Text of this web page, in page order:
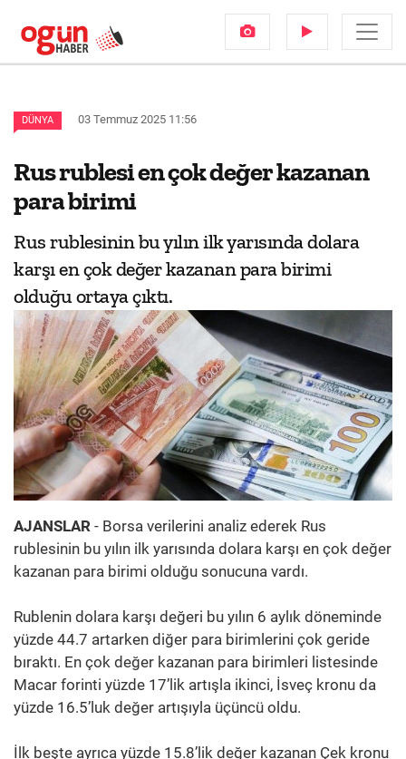
DÜNYA 03 Temmuz 2025 11:56
Rus rublesi en çok değer kazanan
para birimi
Rus rublesinin bu yılın ilk yarısında dolara
karşı en çok değer kazanan para birimi
olduğu ortaya çıktı.
AJANSLAR - Borsa verilerini analiz ederek Rus
rublesinin bu yılın ilk yarısında dolara karşı en çok değer
kazanan para birimi olduğu sonucuna vardı.
Rublenin dolara karşı değeri bu yılın 6 aylık döneminde
yüzde 44.7 artarken diğer para birimlerini çok geride
bıraktı. En çok değer kazanan para birimleri listesinde
Macar forinti yüzde 17’lik artışla ikinci, İsveç kronu da
yüzde 16.5’luk değer artışıyla üçüncü oldu.
İlk beşte ayrıca yüzde 15.8’lik değer kazanan Çek kronu